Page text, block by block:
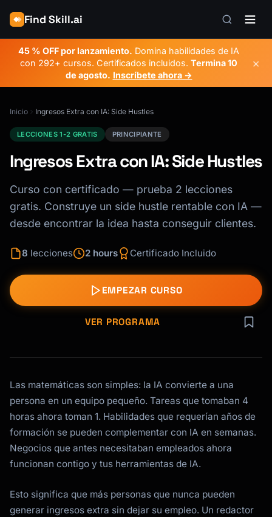
Find Skill.ai
45 % OFF por lanzamiento. Domina habilidades de IA
con 292+ cursos. Certificados incluidos. Termina10
de agosto. Inscríbete ahora →
×
Inicio Ingresos Extra con IA: Side Hustles
LECCIONES 1-2 GRATIS PRINCIPIANTE
Ingresos Extra con IA: Side Hustles
Curso con certificado — prueba 2 lecciones
gratis. Construye un side hustle rentable con IA —
desde encontrar la idea hasta conseguir clientes.
8 lecciones 2 hours Certificado Incluido
EMPEZAR CURSO
VER PROGRAMA
Las matemáticas son simples: la IA convierte a una
persona en un equipo pequeño. Tareas que tomaban 4
horas ahora toman 1. Habilidades que requerían años de
formación se pueden complementar con IA en semanas.
Negocios que antes necesitaban empleados ahora
funcionan contigo y tus herramientas de IA.
Esto significa que más personas que nunca pueden
generar ingresos extra sin dejar su empleo. Un redactor